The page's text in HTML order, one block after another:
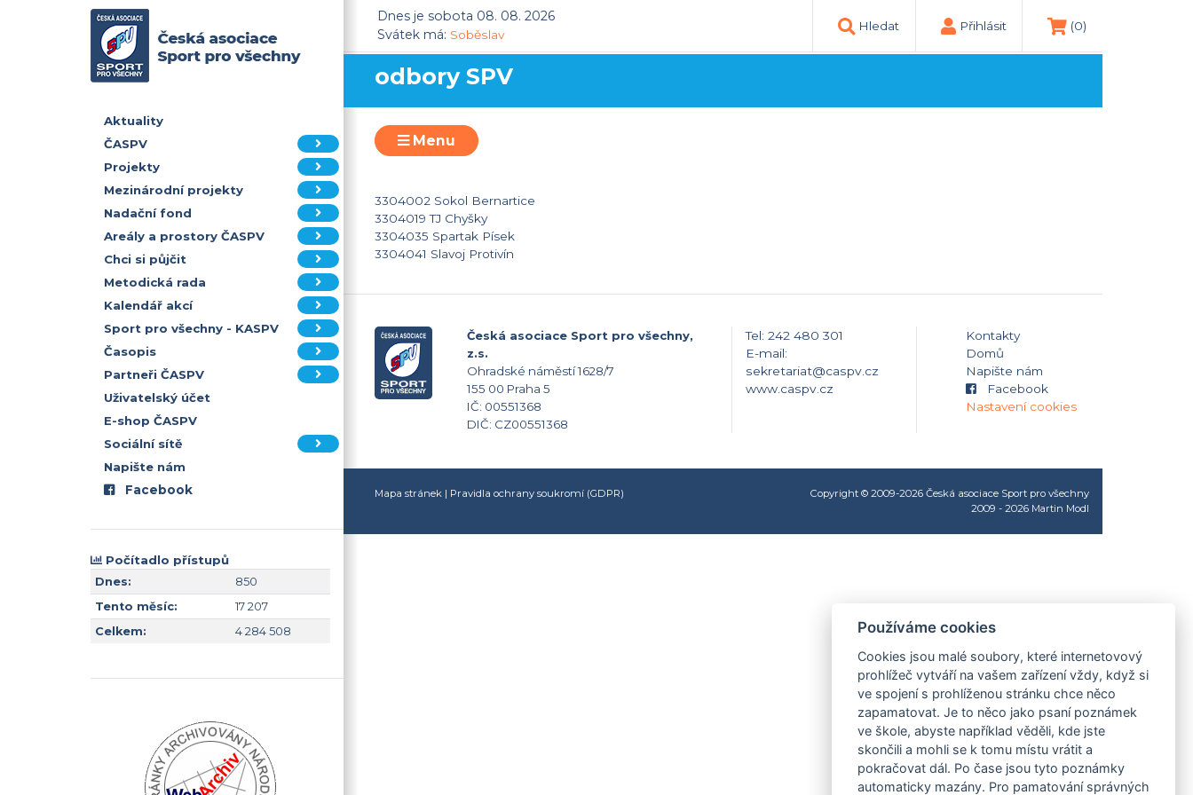
Aktuality
ČASPV
Projekty
Mezinárodní projekty
Nadační fond
Areály a prostory ČASPV
Chci si půjčit
Metodická rada
Kalendář akcí
Sport pro všechny - KASPV
Časopis
Partneři ČASPV
Uživatelský účet
E-shop ČASPV
Sociální sítě
Napište nám
Facebook
Počítadlo přístupů
Dnes:
850
Tento měsíc:
17 207
Celkem:
4 284 508
Dnes je sobota 08. 08. 2026
Svátek má: Soběslav
Hledat Přihlásit (0)
odbory SPV
Menu
3304002 Sokol Bernartice
3304019 TJ Chyšky
3304035 Spartak Písek
3304041 Slavoj Protivín
Česká asociace Sport pro všechny,
z.s.
Ohradské náměstí 1628/7
155 00 Praha 5
IČ: 00551368
DIČ: CZ00551368
Tel: 242 480 301
E-mail:
sekretariat@caspv.cz
www.caspv.cz
Kontakty
Domů
Napište nám
Facebook
Nastavení cookies
Mapa stránek | Pravidla ochrany soukromí (GDPR)
Copyright © 2009-2026 Česká asociace Sport pro všechny
2009 - 2026 Martin Modl
Používáme cookies
Cookies jsou malé soubory, které internetovový
prohlížeč vytváří na vašem zařízení vždy, když si
ve spojení s prohlíženou stránku chce něco
zapamatovat. Je to něco jako psaní poznámek
ve škole, abyste například věděli, kde jste
skončili a mohli se k tomu místu vrátit a
pokračovat dál. Po čase jsou tyto poznámky
automaticky mazány. Pro pamatování správných